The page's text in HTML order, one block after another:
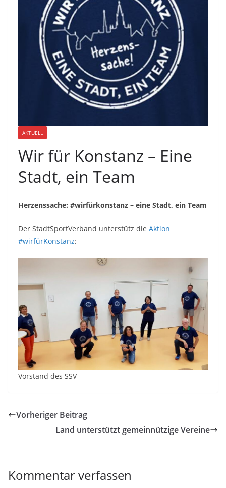
AKTUELL
Wir für Konstanz – Eine
Stadt, ein Team
Herzenssache: #wirfürkonstanz – eine Stadt, ein Team
Der StadtSportVerband unterstütz die Aktion
#wirfürKonstanz:
Vorstand des SSV
Vorheriger Beitrag
Land unterstützt gemeinnützige Vereine
Kommentar verfassen